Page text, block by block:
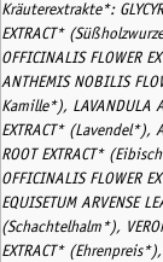
Kräuterextrakte*:
EXTRACT*
OFFICINALIS FLOWER
ANTHEMIS NOBILIS
Kamille*), LAVANDULA
EXTRACT* (Lavendel*),
ROOT EXTRACT*
OFFICINALIS FLOWER
EQUISETUM ARVENSE
(Schachtelhalm*),
EXTRACT*